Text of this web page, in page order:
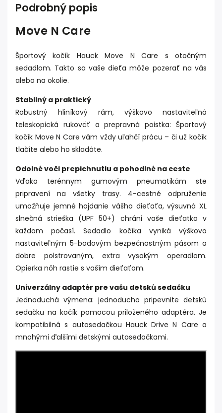
Podrobný popis
Move N Care
Športový kočík Hauck Move N Care s otočným
sedadlom. Takto sa vaše dieťa môže pozerať na vás
alebo na okolie.
Stabilný a praktický
Robustný hliníkový rám, výškovo nastaviteľná
teleskopická rukoväť a prepravná poistka: Športový
kočík Move N Care vám vždy uľahčí prácu – či už kočík
tlačíte alebo ho skladáte.
Odolné voči prepichnutiu a pohodlné na ceste
Vďaka terénnym gumovým pneumatikám ste
pripravení na všetky trasy. 4-cestné odpruženie
umožňuje jemné hojdanie vášho dieťaťa, výsuvná XL
slnečná strieška (UPF 50+) chráni vaše dieťatko v
každom počasí. Sedadlo kočíka vyniká výškovo
nastaviteľným 5-bodovým bezpečnostným pásom a
dobre polstrovaným, extra vysokým operadlom.
Opierka nôh rastie s vaším dieťaťom.
Univerzálny adaptér pre vašu detskú sedačku
Jednoduchá výmena: jednoducho pripevnite detskú
sedačku na kočík pomocou priloženého adaptéra. Je
kompatibilná s autosedačkou Hauck Drive N Care a
mnohými ďalšími detskými autosedačkami.